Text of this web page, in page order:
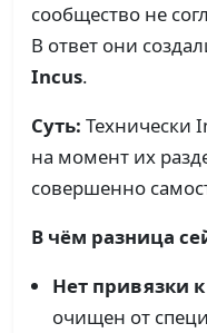
сообщество не
В ответ они
Incus.
Суть: Технически
на момент их
совершенно
В чём разница
Нет привязки
очищен от